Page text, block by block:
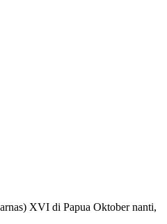
XVI di Papua Oktober nanti,